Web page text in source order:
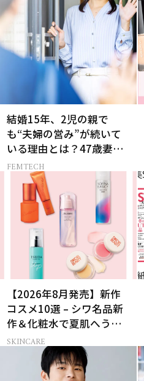
結婚15年、2児の親で
も“夫婦の営み”が続いて
いる理由とは？47歳妻が
実践する【レスにならな
いコツ】
FEMTECH
【2026年8月発売】新作
コスメ10選 – シワ名品新
作＆化粧水で夏肌へうる
おいチャージ
SKINCARE